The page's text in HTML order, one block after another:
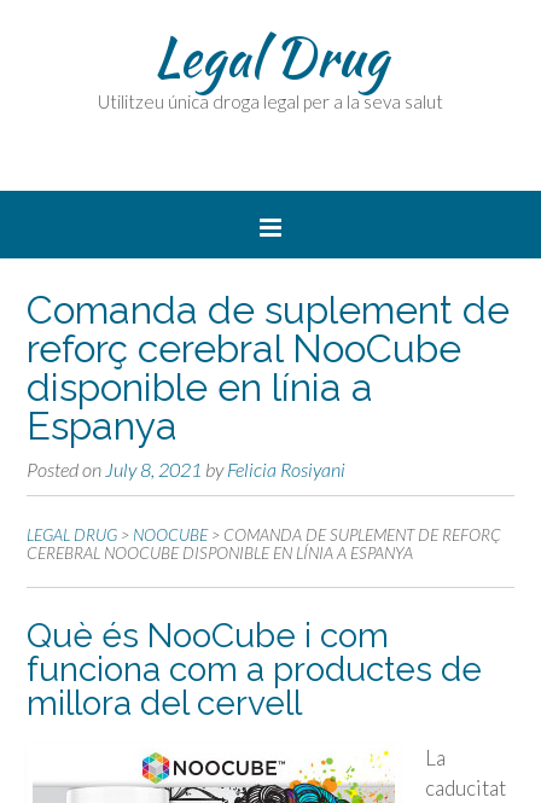
Legal Drug
Utilitzeu única droga legal per a la seva salut
Comanda de suplement de
reforç cerebral NooCube
disponible en línia a
Espanya
Posted on July 8, 2021 byFelicia Rosiyani
LEGAL DRUG > NOOCUBE > COMANDA DE SUPLEMENT DE REFORÇ
CEREBRAL NOOCUBE DISPONIBLE EN LÍNIA A ESPANYA
Què és NooCube i com
funciona com a productes de
millora del cervell
La
caducitat